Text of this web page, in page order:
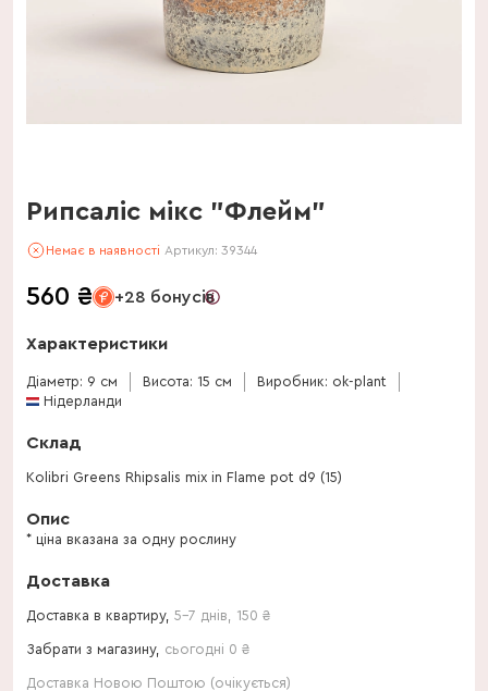
Рипсаліс мікс "Флейм"
Немає в наявності Артикул: 39344
560 ₴ +28 бонусів
Характеристики
Діаметр: 9 см Висота: 15 см
Виробник: ok-plant
Нідерланди
Склад
Kolibri Greens Rhipsalis mix in Flame pot d9 (15)
Опис
* ціна вказана за одну рослину
Доставка
Доставка в квартиру, 5-7 днів 150 ₴
Забрати з магазину, сьогодні 0 ₴
Доставка Новою Поштою (очікується)